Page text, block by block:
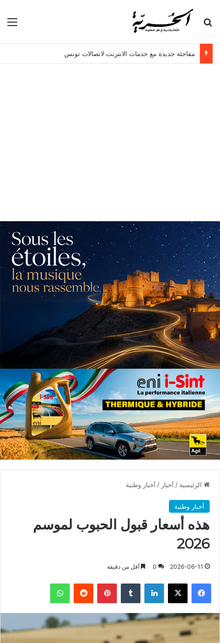
بحث عن
مفاجئة جديدة مع خدمات الانترنت لاتصالات تونس
الرئيسية / أخبار / أخبار وطنية
أخبار وطنية
هذه أسعار قبول الحبوب لموسم
2026
2026-06-11
0 أقل من دقيقة
فيسبوك X لينكدإن بينتيريست واتساب